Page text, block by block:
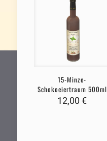
15-Minze-
Schokoeiertraum 500ml
12,00€